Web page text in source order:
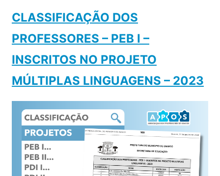
CLASSIFICAÇÃO DOS
PROFESSORES – PEB I –
INSCRITOS NO PROJETO
MÚLTIPLAS LINGUAGENS – 2023